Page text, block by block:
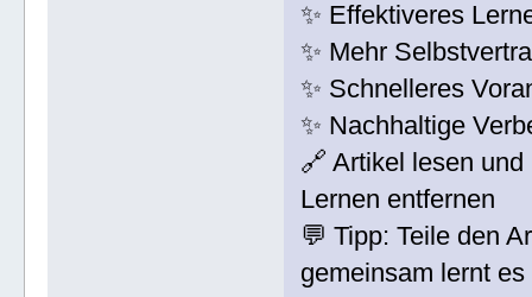
✨ Effektiveres
✨ Mehr
✨ Schnelleres
✨ Nachhaltige
🔗 Artikel lesen
Lernen entfernen
💬 Tipp: Teile den
gemeinsam lernt